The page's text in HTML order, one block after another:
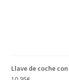
Llave de coche